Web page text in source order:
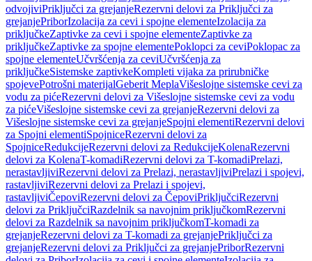
odvojiviPriključci za grejanjeRezervni delovi za Priključci za
grejanjePriborIzolacija za cevi i spojne elementeIzolacija za
priključkeZaptivke za cevi i spojne elementeZaptivke za
priključkeZaptivke za spojne elementePoklopci za ceviPoklopac za
spojne elementeUčvršćenja za ceviUčvršćenja za
priključkeSistemske zaptivkeKompleti vijaka za prirubničke
spojevePotrošni materijalGeberit MeplaVišeslojne sistemske cevi za
vodu za pićeRezervni delovi za Višeslojne sistemske cevi za vodu
za pićeVišeslojne sistemske cevi za grejanjeRezervni delovi za
Višeslojne sistemske cevi za grejanjeSpojni elementiRezervni delovi
za Spojni elementiSpojniceRezervni delovi za
SpojniceRedukcijeRezervni delovi za RedukcijeKolenaRezervni
delovi za KolenaT-komadiRezervni delovi za T-komadiPrelazi,
nerastavljiviRezervni delovi za Prelazi, nerastavljiviPrelazi i spojevi,
rastavljiviRezervni delovi za Prelazi i spojevi,
rastavljiviČepoviRezervni delovi za ČepoviPriključciRezervni
delovi za PriključciRazdelnik sa navojnim priključkomRezervni
delovi za Razdelnik sa navojnim priključkomT-komadi za
grejanjeRezervni delovi za T-komadi za grejanjePriključci za
grejanjeRezervni delovi za Priključci za grejanjePriborRezervni